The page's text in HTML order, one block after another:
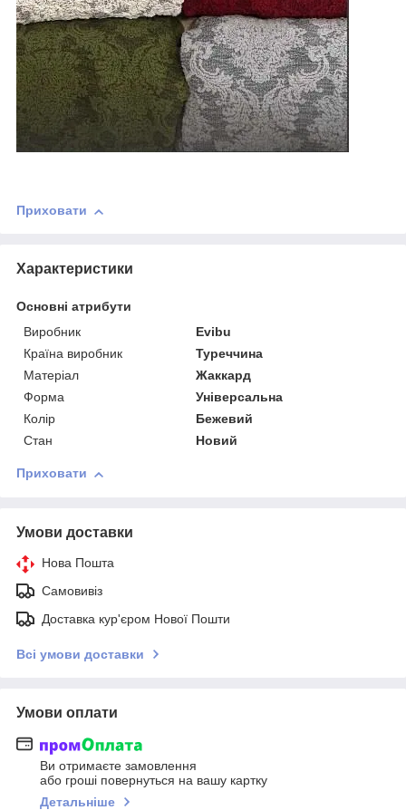
Приховати
Характеристики
Основні атрибути
Виробник
Evibu
Країна виробник
Туреччина
Матеріал
Жаккард
Форма
Універсальна
Колір
Бежевий
Стан
Новий
Приховати
Умови доставки
Нова Пошта
Самовивіз
Доставка кур'єром Нової Пошти
Всі умови доставки
Умови оплати
Ви отримаєте замовлення
або гроші повернуться на вашу картку
Детальніше